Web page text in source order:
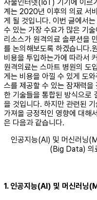
사물인터넷(IoT) 기기에 이르
계는 2020년 이후의 의료 서
게 될 것입니다. 이번 글에서
수 있는 가장 수요가 많은 기
리소스가 원격의료 솔루션을
를 논의해보도록 하겠습니다.
비용을 투입하는가에 따라서
원격의료는 스마트 병원의 도
게는 비용을 아낄 수 있게 도
스를 제공할 수 있는 잠재력
한 기술들을 통합된 방식으로
을 것입니다. 하지만 관련된
가져올 긍정적인 영향에 대해
은 다음과 같습니다. ​
인공지능(AI) 및 머신러닝
(Big Data) 의
1. 인공지능(AI) 및 머신러닝